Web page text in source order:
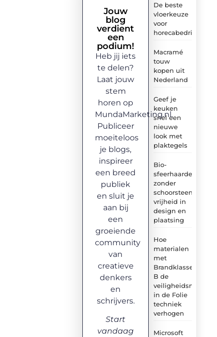
De beste
vloerkeuze
voor
horecabedrijven
Macramé
touw
kopen uit
Nederland
Geef je
keuken
snel een
nieuwe
look met
plaktegels
Bio-
sfeerhaarden
zonder
schoorsteen:
vrijheid in
design en
plaatsing
Hoe
materialen
met
Brandklasse
B de
veiligheidsnormen
in de Folie
techniek
verhogen
Microsoft
Jouw
blog
verdient
een
podium!
Heb jij iets
te delen?
Laat jouw
stem
horen op
MundaMarketing.nl.
Publiceer
moeiteloos
je blogs,
inspireer
een breed
publiek
en sluit je
aan bij
een
groeiende
community
van
creatieve
denkers
en
schrijvers.
Start
vandaag